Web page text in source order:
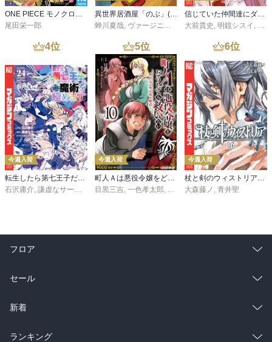
ONE PIECE モノクロ版 115
尾田栄一郎
異世界居酒屋「のぶ」(22)
蝉川夏哉, ヴァージニア二等兵 ,転
信じていた仲間達にダンジョン奥地で殺されかけたがギフト『無限ガチャ』でレベル９９９９の仲間達を手に入れて元パーティーメンバーと世界に復讐＆『ざまぁ！』します！（２３）
大前貴史 , 明鏡シスイ , ｔ
4位
今週入荷
石沢庸介 謙虚なサークル メル。
5位
今週入荷
目黒三吉 一色孝太郎 Parum
6位
今週入荷
大森藤ノ 青井聖
フロア
総合
ラノベ
雑誌・グラビア
セール
総合
ラノベ
新着
総合
ランキング